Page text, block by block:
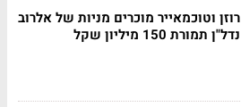
רוזן וטוכמאייר מוכרים מניות של אלרוב
נדל"ן תמורת 150 מיליון שקל